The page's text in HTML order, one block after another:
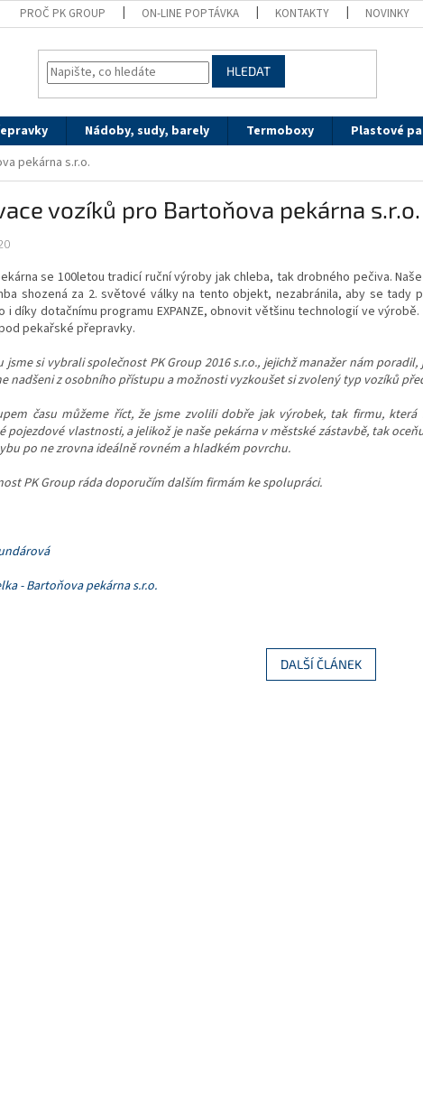
PROČ PK GROUP ON-LINE POPTÁVKA KONTAKTY NOVINKY
HLEDAT
Nádoby, sudy, barely Termoboxy Plastové
pekárna s.r.o.
vozíků pro Bartoňova pekárna s.r.o.
se 100letou tradicí ruční výroby jak chleba, tak drobného pečiva.
shozená za 2. světové války na tento objekt, nezabránila, aby se tady
i díky dotačnímu programu EXPANZE, obnovit většinu technologií ve
pekařské přepravky.
jsme si vybrali společnost PK Group 2016 s.r.o., jejichž manažer nám
nadšeni z osobního přístupu a možnosti vyzkoušet si zvolený typ vozíků
času můžeme říct, že jsme zvolili dobře jak výrobek, tak firmu,
pojezdové vlastnosti, a jelikož je naše pekárna v městské zástavbě, tak
po ne zrovna ideálně rovném a hladkém povrchu.
PK Group ráda doporučím dalším firmám ke spolupráci.
- Bartoňova pekárna s.r.o.
DALŠÍ ČLÁNEK